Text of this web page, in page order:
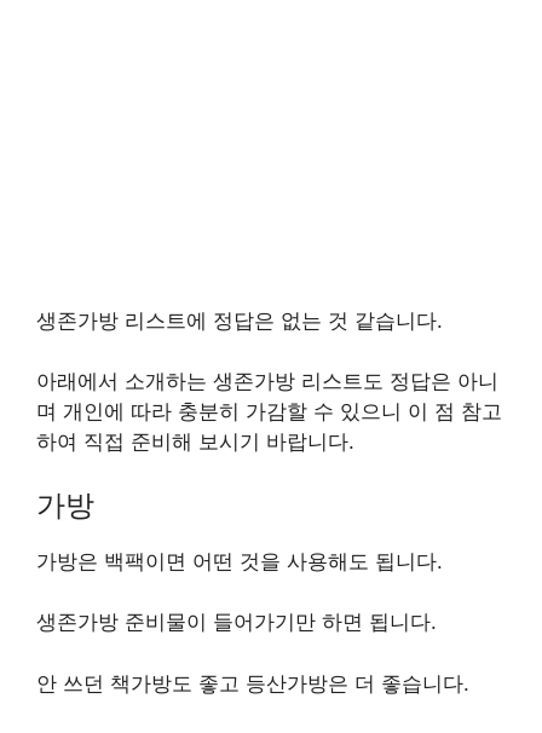
생존가방 리스트에 정답은 없는 것 같습니다.
아래에서 소개하는 생존가방 리스트도 정답은 아니
며 개인에 따라 충분히 가감할 수 있으니 이 점 참고
하여 직접 준비해 보시기 바랍니다.
가방
가방은 백팩이면 어떤 것을 사용해도 됩니다.
생존가방 준비물이 들어가기만 하면 됩니다.
안 쓰던 책가방도 좋고 등산가방은 더 좋습니다.